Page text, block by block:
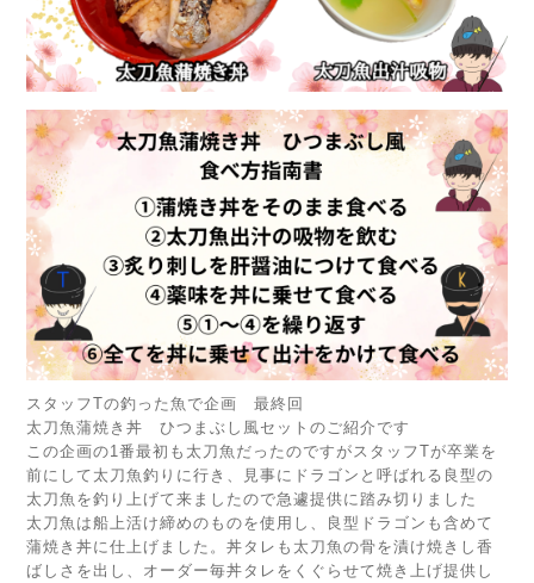
スタッフTの釣った魚で企画 最終回
太刀魚蒲焼き丼 ひつまぶし風セットのご紹介です
この企画の1番最初も太刀魚だったのですがスタッフTが卒業を
前にして太刀魚釣りに行き、見事にドラゴンと呼ばれる良型の
太刀魚を釣り上げて来ましたので急遽提供に踏み切りました
太刀魚は船上活け締めのものを使用し、良型ドラゴンも含めて
蒲焼き丼に仕上げました。丼タレも太刀魚の骨を漬け焼きし香
ばしさを出し、オーダー毎丼タレをくぐらせて焼き上げ提供し